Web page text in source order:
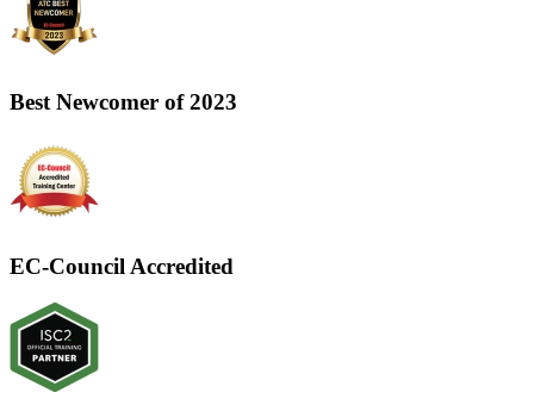
Best Newcomer of 2023
EC-Council Accredited